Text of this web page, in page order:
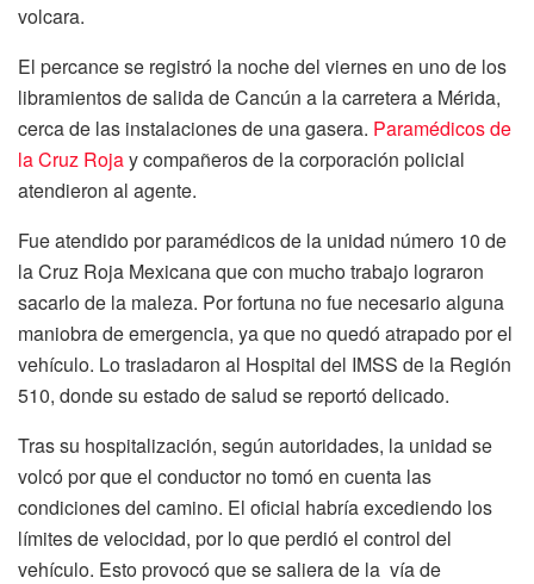
volcara.
El percance se registró la noche del viernes en uno de los
libramientos de salida de Cancún a la carretera a Mérida,
cerca de las instalaciones de una gasera. Paramédicos de
la Cruz Rojay compañeros de la corporación policial
atendieron al agente.
Fue atendido por paramédicos de la unidad número 10 de
la Cruz Roja Mexicana que con mucho trabajo lograron
sacarlo de la maleza. Por fortuna no fue necesario alguna
maniobra de emergencia, ya que no quedó atrapado por el
vehículo. Lo trasladaron al Hospital del IMSS de la Región
510, donde su estado de salud se reportó delicado.
Tras su hospitalización, según autoridades, la unidad se
volcó por que el conductor no tomó en cuenta las
condiciones del camino. El oficial habría excediendo los
límites de velocidad, por lo que perdió el control del
vehículo. Esto provocó que se saliera de la vía de